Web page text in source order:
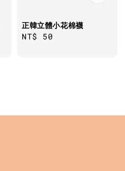
正韓立體小花棉襪
Regular
NT$ 50